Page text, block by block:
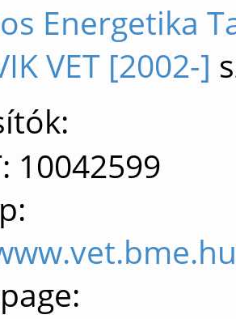
Energetika
VET [2002-]
10042599